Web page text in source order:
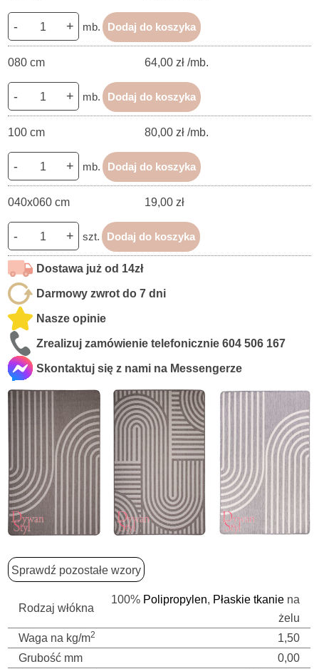
- + mb. Dodaj do koszyka
080 cm 64,00 zł /mb.
- + mb. Dodaj do koszyka
100 cm 80,00 zł /mb.
- + mb. Dodaj do koszyka
040x060 cm 19,00 zł
- + szt. Dodaj do koszyka
Dostawa już od 14zł
Darmowy zwrot do 7 dni
Nasze opinie
Zrealizuj zamówienie telefonicznie604 506 167
Skontaktuj się z nami na Messengerze
Sprawdź pozostałe wzory
Rodzaj włókna
100% Polipropylen, Płaskie tkanie na
żelu
Waga na kg/m2
1,50
Grubość mm
0,00